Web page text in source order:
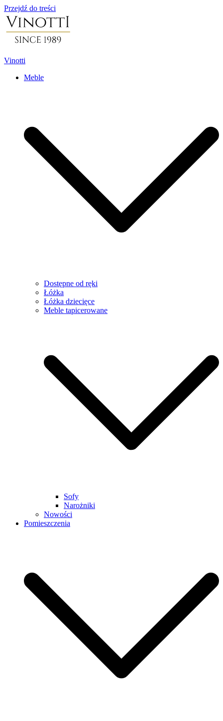
Przejdź do treści
Vinotti
Meble
Dostępne od ręki
Łóżka
Łóżka dziecięce
Meble tapicerowane
Sofy
Narożniki
Nowości
Pomieszczenia